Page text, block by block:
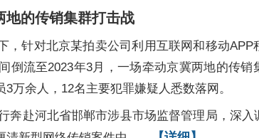
地的传销集群打击战
，针对北京某拍卖公司利用互联网和移动APP
倒流至2023年3月，一场牵动京冀两地的传销
万余人，12名主要犯罪嫌疑人悉数落网。
奔赴河北省邯郸市涉县市场监督管理局，深入